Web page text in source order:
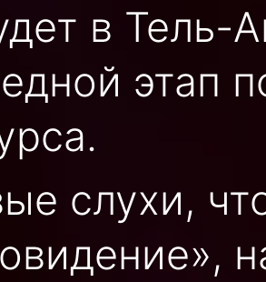
в Тель-
этап
слухи,